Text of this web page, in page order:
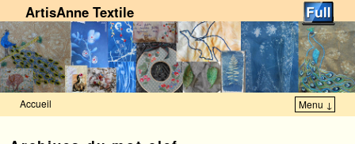
ArtisAnne Textile
Accueil Menu ↓